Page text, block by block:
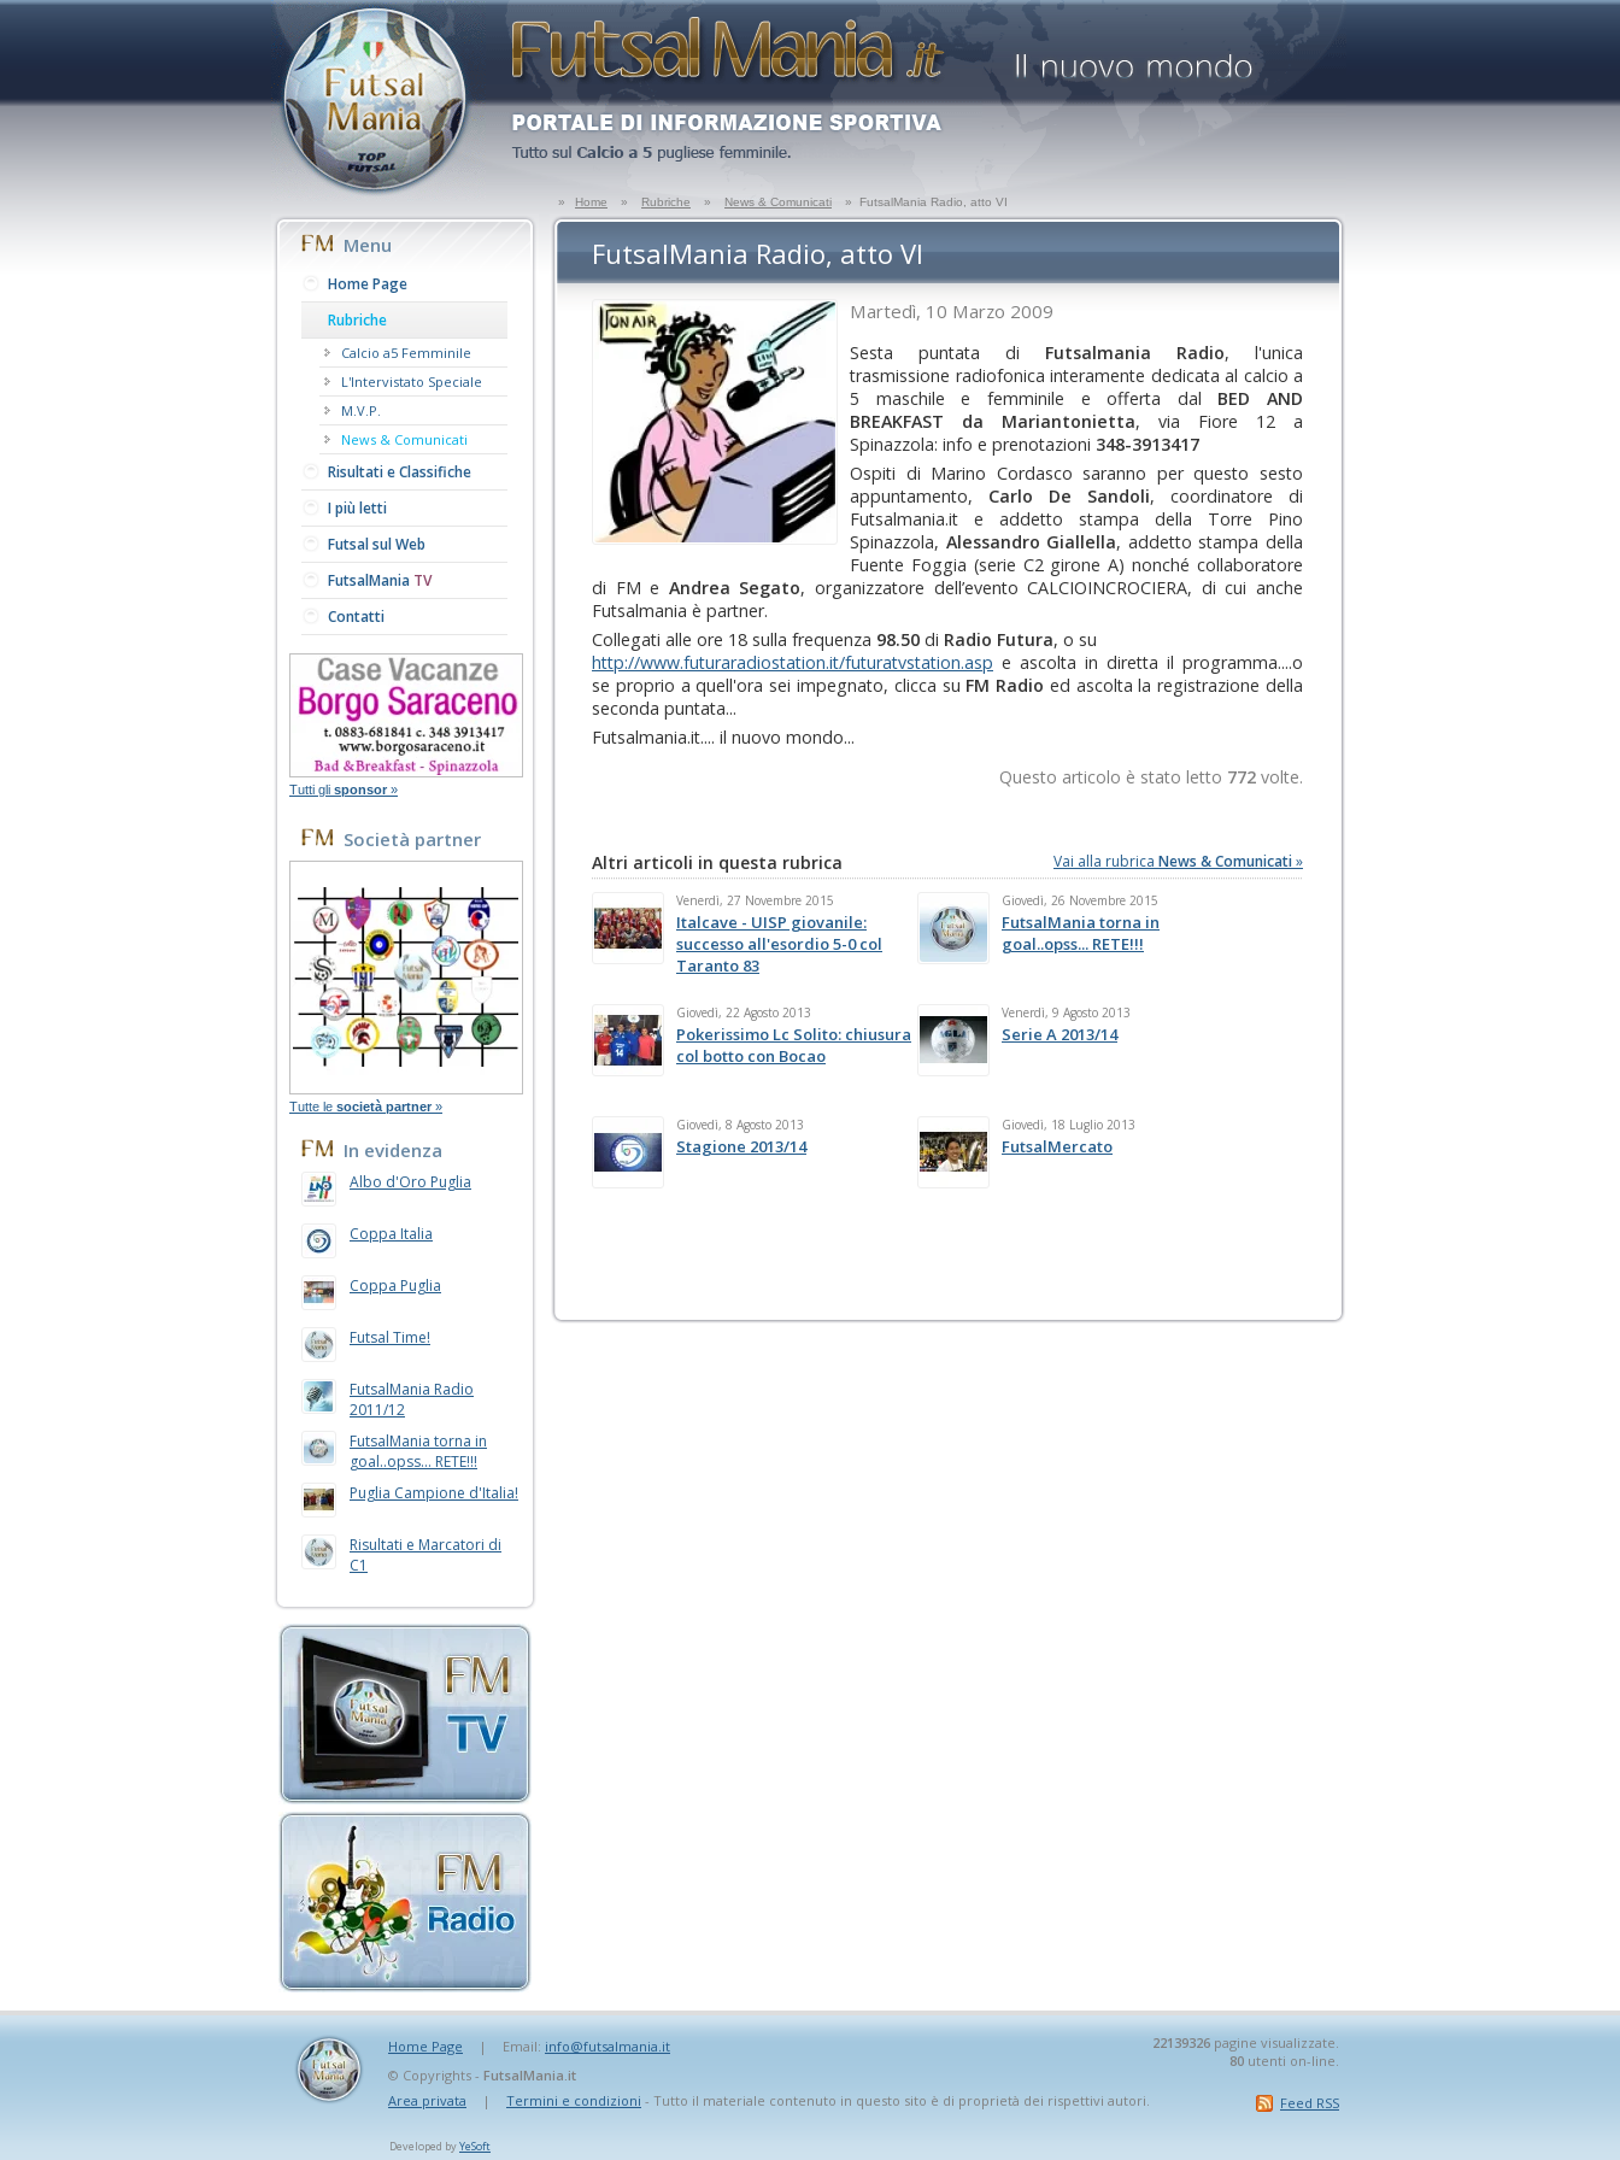
» Home » Rubriche » News & Comunicati » FutsalMania Radio, atto VI
Menu
Home Page
Rubriche
Calcio a5 Femminile
L'Intervistato Speciale
M.V.P.
News & Comunicati
Risultati e Classifiche
I più letti
Futsal sul Web
FutsalMania TV
Contatti
Tutti gli sponsor »
Società partner
Tutte le società partner »
In evidenza
Albo d'Oro Puglia
Coppa Italia
Coppa Puglia
Futsal Time!
FutsalMania Radio
2011/12
FutsalMania torna in
goal..opss... RETE!!!
Puglia Campione d'Italia!
Risultati e Marcatori di
C1
FutsalMania Radio, atto VI
Martedì, 10 Marzo 2009
Sesta puntata di Futsalmania Radio, l'unica
trasmissione radiofonica interamente dedicata al calcio a
5 maschile e femminile e offerta dal BED AND
BREAKFAST da Mariantonietta, via Fiore 12 a
Spinazzola: info e prenotazioni 348-3913417
Ospiti di Marino Cordasco saranno per questo sesto
appuntamento, Carlo De Sandoli, coordinatore di
Futsalmania.it e addetto stampa della Torre Pino
Spinazzola, Alessandro Giallella, addetto stampa della
Fuente Foggia (serie C2 girone A) nonché collaboratore
di FM e Andrea Segato, organizzatore dell’evento CALCIOINCROCIERA, di cui anche
Futsalmania è partner.
Collegati alle ore 18 sulla frequenza 98.50 di Radio Futura, o su
http://www.futuraradiostation.it/futuratvstation.asp e ascolta in diretta il programma....o
se proprio a quell'ora sei impegnato, clicca su FM Radio ed ascolta la registrazione della
seconda puntata...
Futsalmania.it.... il nuovo mondo...
Questo articolo è stato letto 772 volte.
Vai alla rubrica News & Comunicati»
Altri articoli in questa rubrica
Venerdì, 27 Novembre 2015
Italcave - UISP giovanile:
successo all'esordio 5-0 col
Taranto 83
Giovedì, 26 Novembre 2015
FutsalMania torna in
goal..opss... RETE!!!
Giovedì, 22 Agosto 2013
Pokerissimo Lc Solito: chiusura
col botto con Bocao
Venerdì, 9 Agosto 2013
Serie A 2013/14
Giovedì, 8 Agosto 2013
Stagione 2013/14
Giovedì, 18 Luglio 2013
FutsalMercato
22139326 pagine visualizzate.
80 utenti on-line.
Feed RSS
Home Page | Email: info@futsalmania.it
© Copyrights - FutsalMania.it
Area privata
| Termini e condizioni - Tutto il materiale contenuto in questo sito è di proprietà dei rispettivi autori.
Developed byYeSoft